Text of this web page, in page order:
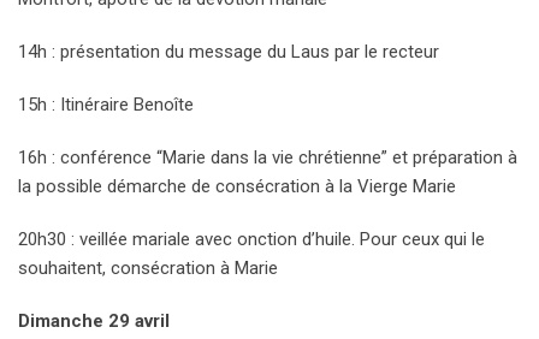
14h : présentation du message du Laus par le recteur
15h : Itinéraire Benoîte
16h : conférence “Marie dans la vie chrétienne” et préparation à
la possible démarche de consécration à la Vierge Marie
20h30 : veillée mariale avec onction d’huile. Pour ceux qui le
souhaitent, consécration à Marie
Dimanche 29 avril